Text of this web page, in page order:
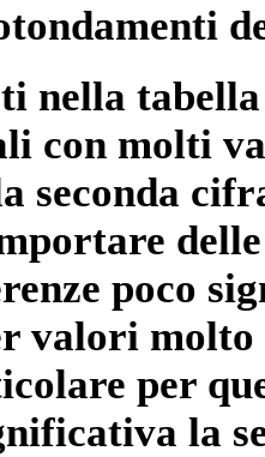
nella
con molti
seconda
poco
valori
per
la